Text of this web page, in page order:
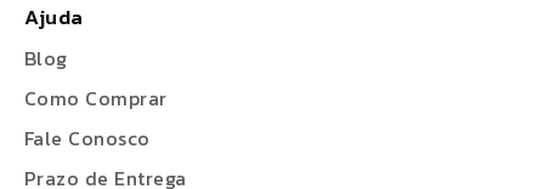
Ajuda
Blog
Como Comprar
Fale Conosco
Prazo de Entrega